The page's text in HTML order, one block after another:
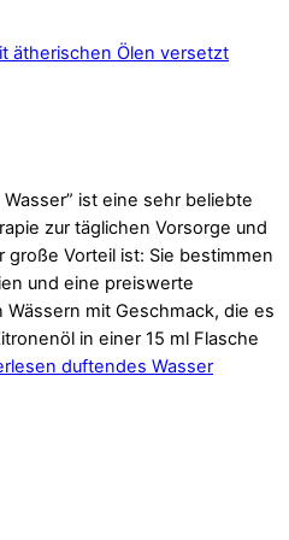
ist eine sehr beliebte
zur täglichen Vorsorge und
große Vorteil ist: Sie bestimmen
und eine preiswerte
mit Geschmack, die es
in einer 15 ml Flasche
duftendes Wasser